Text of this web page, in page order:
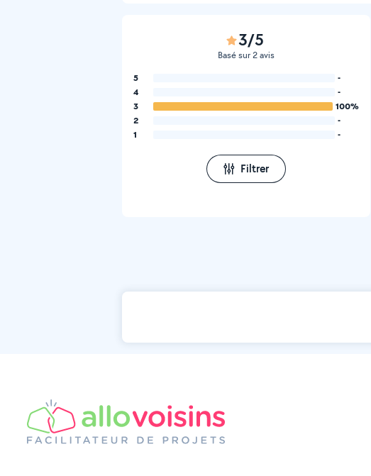
3/5
Basé sur 2 avis
5
-
4
-
3
100%
2
-
1
-
Filtrer